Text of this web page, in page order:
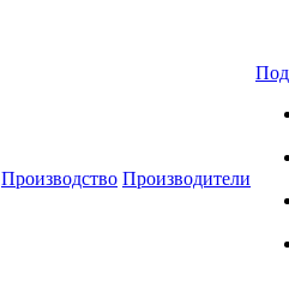
Производство Производители